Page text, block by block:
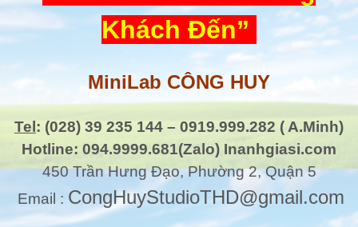
Khách Đến”
MiniLab CÔNG HUY
Tel : (028) 39 235 144 – 0919.999.282 ( A.Minh)
Hotline: 094.9999.681(Zalo) Inanhgiasi.com
450 Trần Hưng Đạo, Phường 2, Quận 5
Email : CongHuyStudioTHD@gmail.com